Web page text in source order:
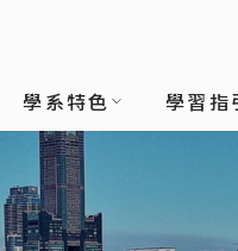
學系特色 學習指